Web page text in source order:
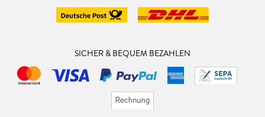
SICHER & BEQUEM BEZAHLEN